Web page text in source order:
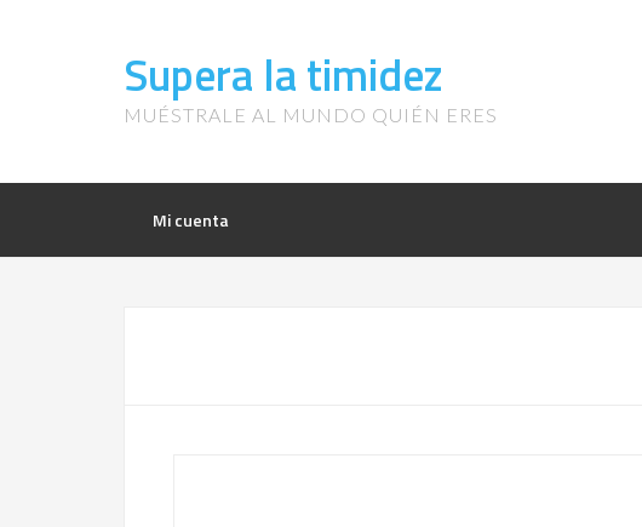
Supera la timidez
MUÉSTRALE AL MUNDO QUIÉN ERES
Mi cuenta